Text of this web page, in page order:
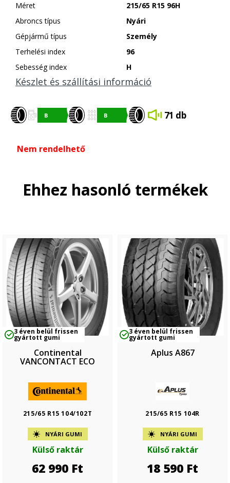
Méret
215/65 R15 96H
Abroncs típus
Nyári
Gépjármű típus
Személy
Terhelési index
96
Sebesség index
H
Készlet és szállítási információ
71 db
Nem rendelhető
Ehhez hasonló termékek
3 éven belül frissen
gyártott gumi
Continental
VANCONTACT ECO
215/65 R15 104/102T
NYÁRI GUMI
Külső raktár
62 990 Ft
3 éven belül frissen
gyártott gumi
Aplus A867
215/65 R15 104R
NYÁRI GUMI
Külső raktár
18 590 Ft